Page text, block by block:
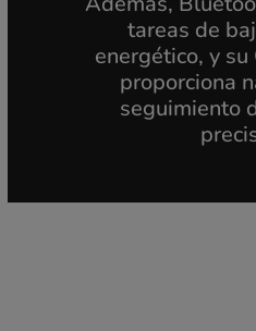
tareas de
energético, y
proporciona
seguimiento